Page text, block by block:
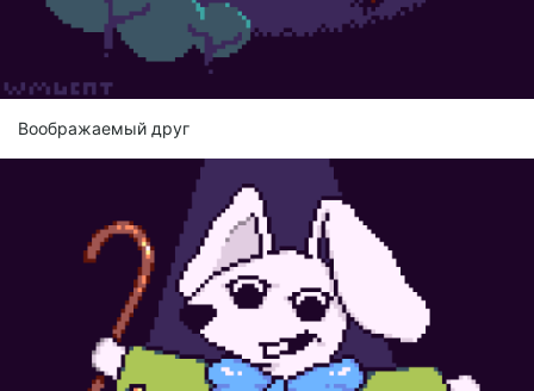
Воображаемый друг